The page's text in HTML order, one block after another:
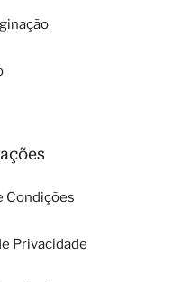
Condições
Privacidade